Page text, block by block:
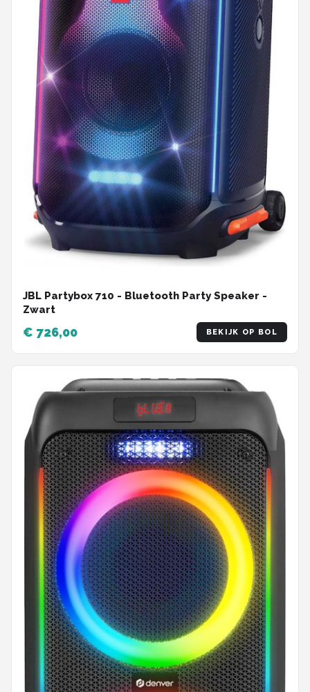
JBL Partybox 710 - Bluetooth Party Speaker -
Zwart
€ 726,00 BEKIJK OP BOL